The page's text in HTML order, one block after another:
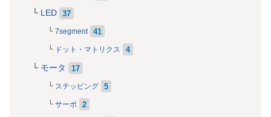
LED 37
7segment 41
ドット・マトリクス 4
モータ 17
ステッピング 5
サーボ 2